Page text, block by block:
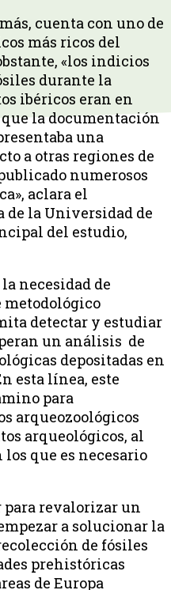
cuenta con uno de
más ricos del
«los indicios
durante la
ibéricos eran en
que la documentación
una
a otras regiones de
numerosos
aclara el
de la Universidad de
del estudio,
necesidad de
detectar y estudiar
un análisis de
depositadas en
esta línea, este
para
arqueozoológicos
arqueológicos, al
los que es necesario
para revalorizar un
a solucionar la
de fósiles
prehistóricas
de Europa